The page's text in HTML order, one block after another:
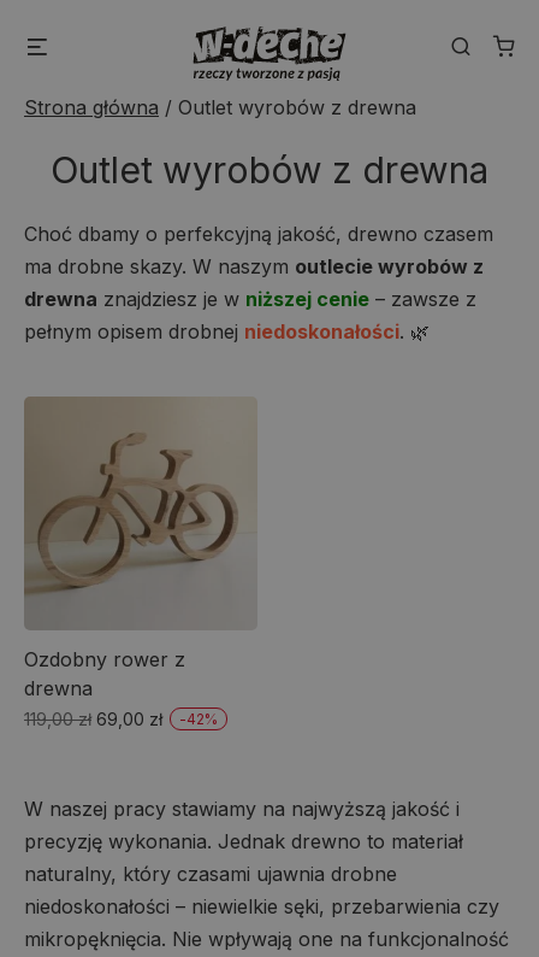
Search
Strona główna / Outlet wyrobów z drewna
Outlet wyrobów z drewna
Choć dbamy o perfekcyjną jakość, drewno czasem
ma drobne skazy. W naszym outlecie wyrobów z
drewna znajdziesz je w niższej cenie – zawsze z
pełnym opisem drobnej niedoskonałości. 🌿
Ozdobny rower z
drewna
119,00zł Pierwotna
119,00 zł.
69,00 złAktualna
69,00 zł.
-42%
W naszej pracy stawiamy na najwyższą jakość i
precyzję wykonania. Jednak drewno to materiał
naturalny, który czasami ujawnia drobne
niedoskonałości – niewielkie sęki, przebarwienia czy
mikropęknięcia. Nie wpływają one na funkcjonalność